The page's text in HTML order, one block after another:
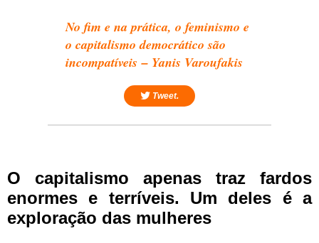
No fim e na prática, o feminismo e
o capitalismo democrático são
incompatíveis – Yanis Varoufakis
Tweet.
O capitalismo apenas traz fardos
enormes e terríveis. Um deles é a
exploração das mulheres